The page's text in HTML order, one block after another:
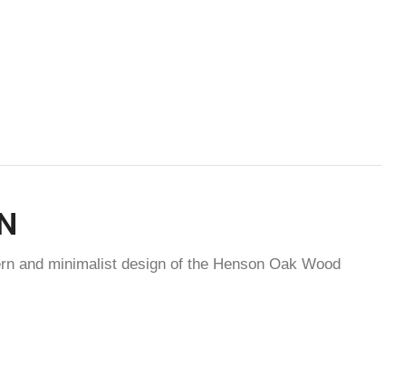
and minimalist design of the Henson Oak Wood